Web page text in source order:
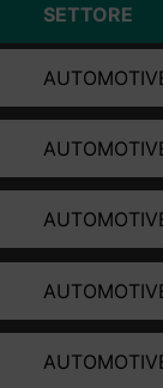
SETTORE
COMMON RAIL